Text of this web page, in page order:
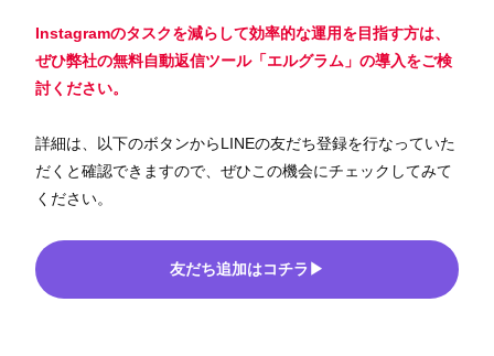
Instagramのタスクを減らして効率的な運用を目指す方は、
ぜひ弊社の無料自動返信ツール「エルグラム」の導入をご検
討ください。
詳細は、以下のボタンからLINEの友だち登録を行なっていた
だくと確認できますので、ぜひこの機会にチェックしてみて
ください。
友だち追加はコチラ▶